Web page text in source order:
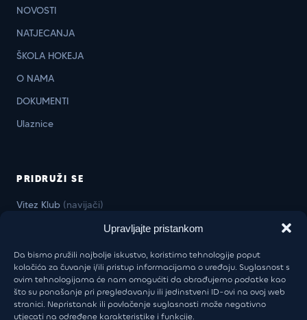
Upravljajte pristankom
Da bismo pružili najbolje iskustvo, koristimo tehnologije poput
kolačića za čuvanje i/ili pristup informacijama o uređaju. Suglasnost s
ovim tehnologijama će nam omogućiti da obrađujemo podatke kao
što su ponašanje pri pregledavanju ili jedinstveni ID-ovi na ovoj web
stranici. Nepristanak ili povlačenje suglasnosti može negativno
utjecati na određene karakteristike i funkcije.
NOVOSTI
NATJECANJA
ŠKOLA HOKEJA
O NAMA
DOKUMENTI
Ulaznice
PRIDRUŽI SE
Vitez Klub (navijači)
(firme)
KONTAKT
Uprava:+385 98 946 5805